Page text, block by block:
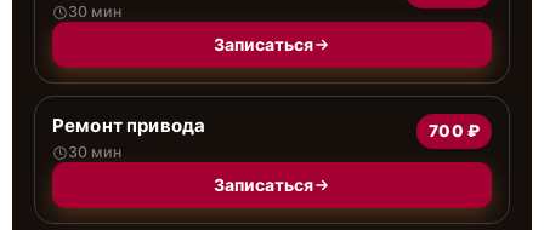
30 мин
Записаться
Ремонт привода
30 мин
700 ₽
Записаться